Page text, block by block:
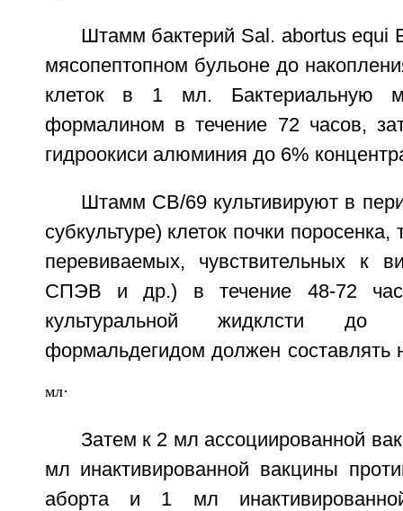
Штамм бактерий Sal. abortus
мясопептопном бульоне до
клеток в 1 мл. Бактериальную
формалином в течение 72 часов,
гидроокиси алюминия до 6%
Штамм СВ/69 культивируют в
субкультуре) клеток почки
перевиваемых, чувствительных к
СПЭВ и др.) в течение 48-72
культуральной жидклсти до
формальдегидом должен составлять
мл.
Затем к 2 мл ассоциированной
мл инактивированной вакцины
аборта и 1 мл